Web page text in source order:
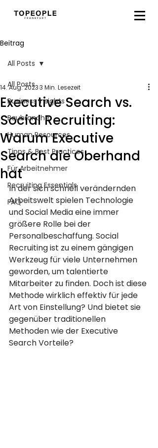
Beitrag
All Posts
Business Insights
Baubranche
Human Resources
Tipps & Best Practices
Für Arbeitnehmer
Recruiting Essentials
FAQ
All Posts
Executive Search vs.
Social Recruiting:
Warum Executive
Search die Oberhand
hat
14. Aug. 20233 Min. Lesezeit
In der sich schnell verändernden
Arbeitswelt spielen Technologie
und Social Media eine immer
größere Rolle bei der
Personalbeschaffung. Social
Recruiting ist zu einem gängigen
Werkzeug für viele Unternehmen
geworden, um talentierte
Mitarbeiter zu finden. Doch ist diese
Methode wirklich effektiv für jede
Art von Einstellung? Und bietet sie
gegenüber traditionellen
Methoden wie der Executive
Search Vorteile?